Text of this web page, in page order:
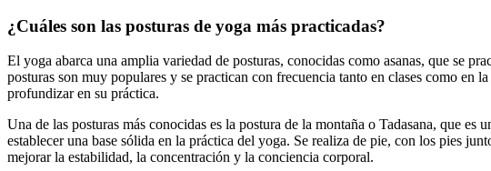
¿Cuáles son las posturas de yoga más practicadas?
El yoga abarca una amplia variedad de posturas, conocidas como asanas, que se
posturas son muy populares y se practican con frecuencia tanto en clases como en
profundizar en su práctica.
Una de las posturas más conocidas es la postura de la montaña o Tadasana, que
establecer una base sólida en la práctica del yoga. Se realiza de pie, con los pies
mejorar la estabilidad, la concentración y la conciencia corporal.